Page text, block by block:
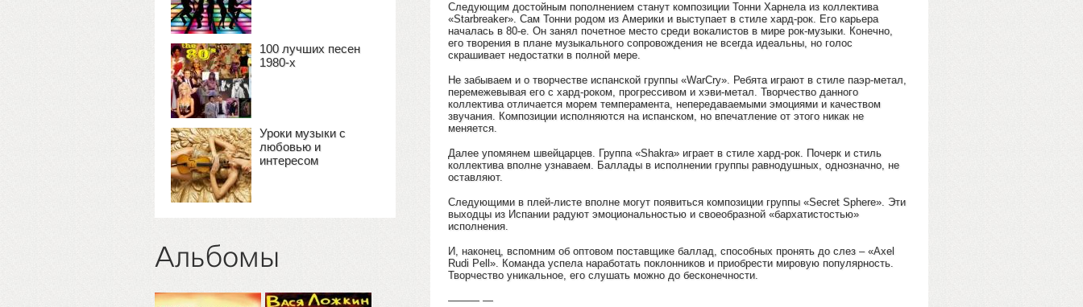
100 лучших песен
1980-х
Уроки музыки с
любовью и
интересом
Альбомы
Следующим достойным пополнением станут композиции Тонни Харнела из коллектива
«Starbreaker». Сам Тонни родом из Америки и выступает в стиле хард-рок. Его карьера
началась в 80-е. Он занял почетное место среди вокалистов в мире рок-музыки. Конечно,
его творения в плане музыкального сопровождения не всегда идеальны, но голос
скрашивает недостатки в полной мере.
Не забываем и о творчестве испанской группы «WarCry». Ребята играют в стиле паэр-метал,
перемежевывая его с хард-роком, прогрессивом и хэви-метал. Творчество данного
коллектива отличается морем темперамента, непередаваемыми эмоциями и качеством
звучания. Композиции исполняются на испанском, но впечатление от этого никак не
меняется.
Далее упомянем швейцарцев. Группа «Shakra» играет в стиле хард-рок. Почерк и стиль
коллектива вполне узнаваем. Баллады в исполнении группы равнодушных, однозначно, не
оставляют.
Следующими в плей-листе вполне могут появиться композиции группы «Secret Sphere». Эти
выходцы из Испании радуют эмоциональностью и своеобразной «бархатистостью»
исполнения.
И, наконец, вспомним об оптовом поставщике баллад, способных пронять до слез – «Axel
Rudi Pell». Команда успела наработать поклонников и приобрести мировую популярность.
Творчество уникальное, его слушать можно до бесконечности.
——— —